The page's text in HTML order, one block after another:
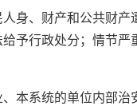
身、财产和公共财产
予行政处分；情节
本系统的单位内部治